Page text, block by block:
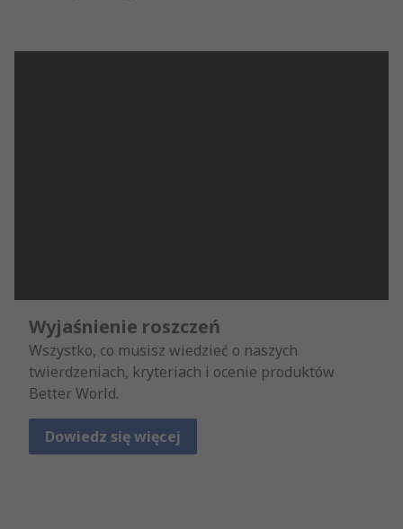
Wyjaśnienie roszczeń
Wszystko, co musisz wiedzieć o naszych
twierdzeniach, kryteriach i ocenie produktów
Better World.
Dowiedz się więcej